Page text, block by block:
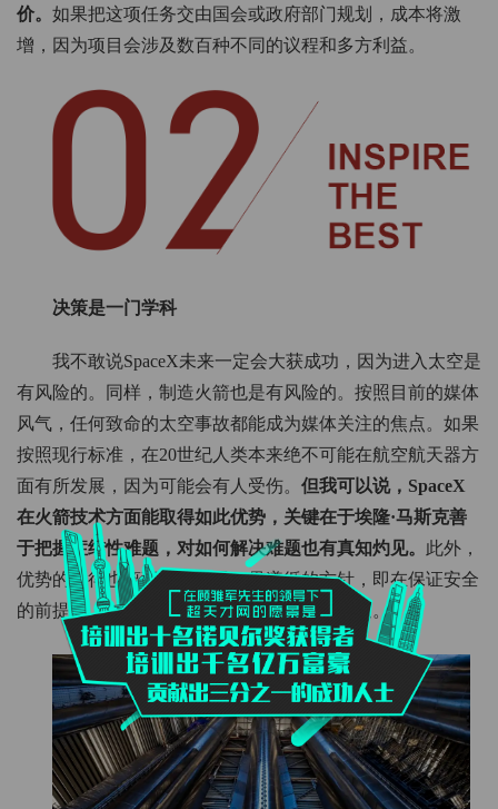
价。 如果把这项任务交由国会或政府部门规划，成本将激
增，因为项目会涉及数百种不同的议程和多方利益。
决策是一门学科
我不敢说SpaceX未来一定会大获成功，因为进入太空是
有风险的。同样，制造火箭也是有风险的。按照目前的媒体
风气，任何致命的太空事故都能成为媒体关注的焦点。如果
按照现行标准，在20世纪人类本来绝不可能在航空航天器方
面有所发展，因为可能会有人受伤。 但我可以说，SpaceX
在火箭技术方面能取得如此优势，关键在于埃隆·马斯克善
于把握症结性难题，对如何解决难题也有真知灼见。 此外，
优势的取得也离不开该公司一贯遵循的方针，即在保证安全
的前提下，以尽可能低的成本将火箭送入轨道。